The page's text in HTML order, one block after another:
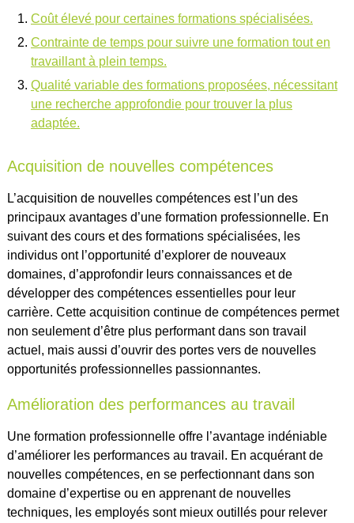
Coût élevé pour certaines formations spécialisées.
Contrainte de temps pour suivre une formation tout en
travaillant à plein temps.
Qualité variable des formations proposées, nécessitant
une recherche approfondie pour trouver la plus
adaptée.
Acquisition de nouvelles compétences
L’acquisition de nouvelles compétences est l’un des
principaux avantages d’une formation professionnelle. En
suivant des cours et des formations spécialisées, les
individus ont l’opportunité d’explorer de nouveaux
domaines, d’approfondir leurs connaissances et de
développer des compétences essentielles pour leur
carrière. Cette acquisition continue de compétences permet
non seulement d’être plus performant dans son travail
actuel, mais aussi d’ouvrir des portes vers de nouvelles
opportunités professionnelles passionnantes.
Amélioration des performances au travail
Une formation professionnelle offre l’avantage indéniable
d’améliorer les performances au travail. En acquérant de
nouvelles compétences, en se perfectionnant dans son
domaine d’expertise ou en apprenant de nouvelles
techniques, les employés sont mieux outillés pour relever